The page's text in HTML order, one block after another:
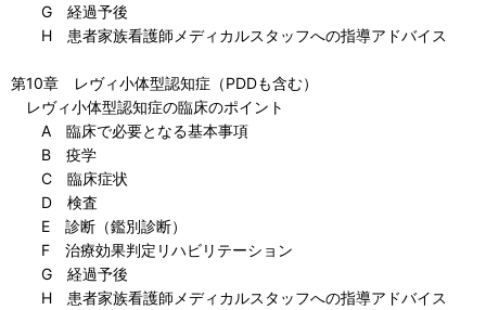
G 経過予後
H 患者家族看護師メディカルスタッフへの指導アドバイス
第10章 レヴィ小体型認知症（PDDも含む）
レヴィ小体型認知症の臨床のポイント
A 臨床で必要となる基本事項
B 疫学
C 臨床症状
D 検査
E 診断（鑑別診断）
F 治療効果判定リハビリテーション
G 経過予後
H 患者家族看護師メディカルスタッフへの指導アドバイス